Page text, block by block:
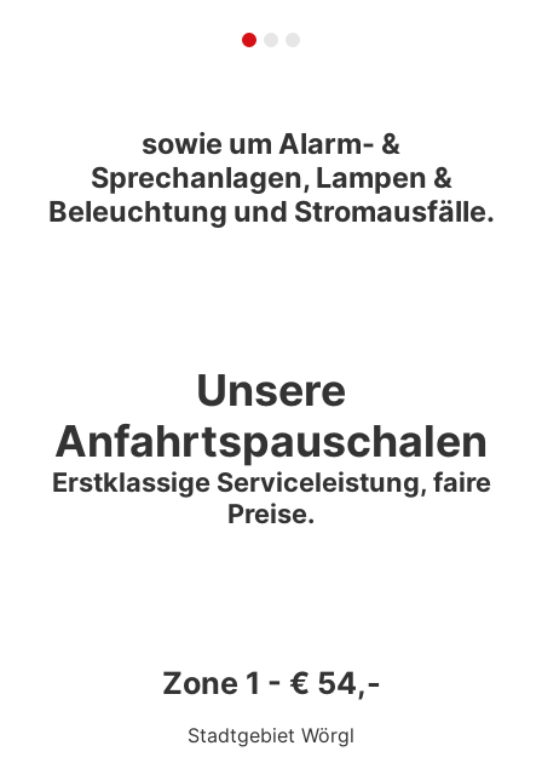
sowie um Alarm- &
Sprechanlagen, Lampen &
Beleuchtung und Stromausfälle.
Unsere
Anfahrtspauschalen
Erstklassige Serviceleistung, faire
Preise.
Zone 1 - € 54,-
Stadtgebiet Wörgl